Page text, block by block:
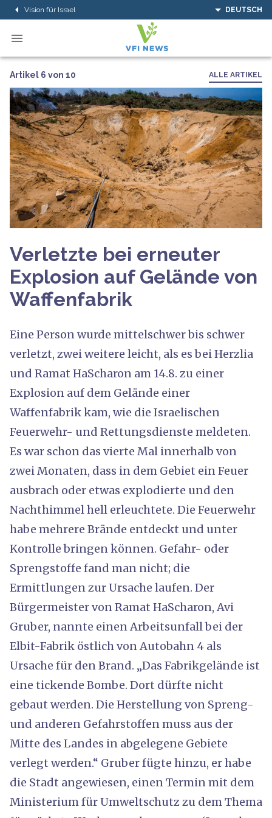
Vision für Israel DEUTSCH
Artikel 6 von 10 ALLE ARTIKEL
Verletzte bei erneuter
Explosion auf Gelände von
Waffenfabrik
Eine Person wurde mittelschwer bis schwer
verletzt, zwei weitere leicht, als es bei Herzlia
und Ramat HaScharon am 14.8. zu einer
Explosion auf dem Gelände einer
Waffenfabrik kam, wie die Israelischen
Feuerwehr- und Rettungsdienste meldeten.
Es war schon das vierte Mal innerhalb von
zwei Monaten, dass in dem Gebiet ein Feuer
ausbrach oder etwas explodierte und den
Nachthimmel hell erleuchtete. Die Feuerwehr
habe mehrere Brände entdeckt und unter
Kontrolle bringen können. Gefahr- oder
Sprengstoffe fand man nicht; die
Ermittlungen zur Ursache laufen. Der
Bürgermeister von Ramat HaScharon, Avi
Gruber, nannte einen Arbeitsunfall bei der
Elbit-Fabrik östlich von Autobahn 4 als
Ursache für den Brand. „Das Fabrikgelände ist
eine tickende Bombe. Dort dürfte nicht
gebaut werden. Die Herstellung von Spreng-
und anderen Gefahrstoffen muss aus der
Mitte des Landes in abgelegene Gebiete
verlegt werden.“ Gruber fügte hinzu, er habe
die Stadt angewiesen, einen Termin mit dem
Ministerium für Umweltschutz zu dem Thema